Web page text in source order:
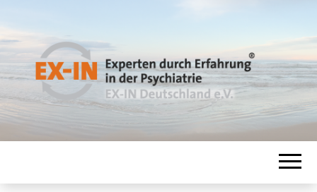
EX-IN
Experten durch Erfahrung in der
Psychiatrie